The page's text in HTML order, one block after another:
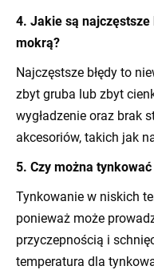
4. Jakie są najczęstsze
mokrą?
Najczęstsze błędy to
zbyt gruba lub zbyt
wygładzenie oraz brak
akcesoriów, takich jak
5. Czy można
Tynkowanie w niskich
ponieważ może
przyczepnością i
temperatura dla